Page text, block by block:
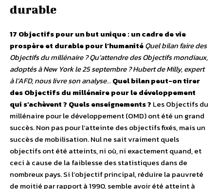
durable
17 Objectifs pour un but unique : un cadre de vie
prospère et durable pour l’humanitéQuel bilan faire des
Objectifs du millénaire ? Qu’attendre des Objectifs mondiaux,
adoptés à New York le 25 septembre ? Hubert de Milly, expert
à l’AFD, nous livre son analyse… Quel bilan peut-on tirer
des Objectifs du millénaire pour le développement
qui s’achèvent ? Quels enseignements ? Les Objectifs du
millénaire pour le développement (OMD) ont été un grand
succès. Non pas pour l’atteinte des objectifs fixés, mais un
succès de mobilisation. Nul ne sait vraiment quels
objectifs ont été atteints, ni où, ni exactement quand, et
ceci à cause de la faiblesse des statistiques dans de
nombreux pays. Si l’objectif principal, réduire la pauvreté
de moitié par rapport à 1990, semble avoir été atteint à